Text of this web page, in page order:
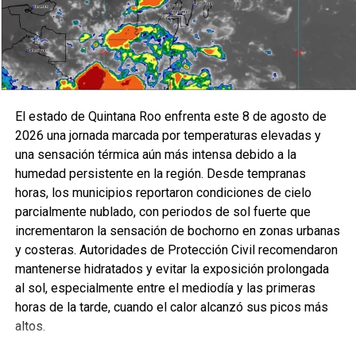
El estado de Quintana Roo enfrenta este 8 de agosto de
2026 una jornada marcada por temperaturas elevadas y
una sensación térmica aún más intensa debido a la
humedad persistente en la región. Desde tempranas
horas, los municipios reportaron condiciones de cielo
parcialmente nublado, con periodos de sol fuerte que
incrementaron la sensación de bochorno en zonas urbanas
y costeras. Autoridades de Protección Civil recomendaron
mantenerse hidratados y evitar la exposición prolongada
al sol, especialmente entre el mediodía y las primeras
horas de la tarde, cuando el calor alcanzó sus picos más
altos.